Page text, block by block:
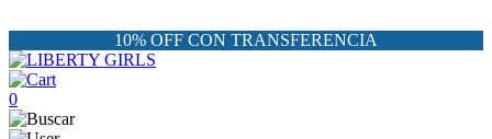
10% OFF CON TRANSFERENCIA
0